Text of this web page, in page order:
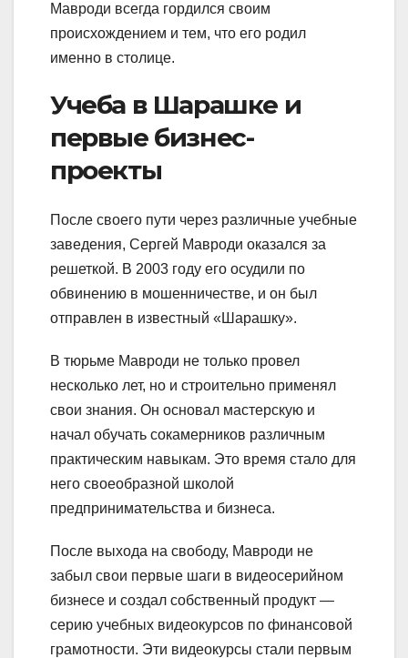
Мавроди всегда гордился своим
происхождением и тем, что его родил
именно в столице.
Учеба в Шарашке и
первые бизнес-
проекты
После своего пути через различные учебные
заведения, Сергей Мавроди оказался за
решеткой. В 2003 году его осудили по
обвинению в мошенничестве, и он был
отправлен в известный «Шарашку».
В тюрьме Мавроди не только провел
несколько лет, но и строительно применял
свои знания. Он основал мастерскую и
начал обучать сокамерников различным
практическим навыкам. Это время стало для
него своеобразной школой
предпринимательства и бизнеса.
После выхода на свободу, Мавроди не
забыл свои первые шаги в видеосерийном
бизнесе и создал собственный продукт —
серию учебных видеокурсов по финансовой
грамотности. Эти видеокурсы стали первым